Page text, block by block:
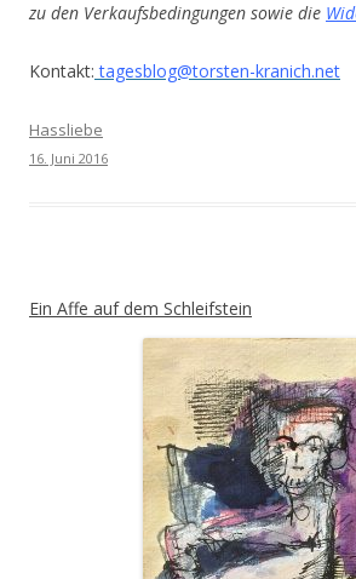
zu den Verkaufsbedingungen sowie die
Kontakt: tagesblog@torsten-kranich.net
Hassliebe
16. Juni 2016
Ein Affe auf dem Schleifstein